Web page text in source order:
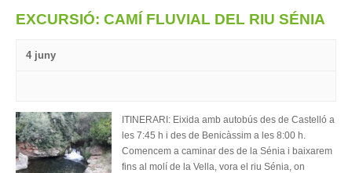
EXCURSIÓ: CAMÍ FLUVIAL DEL RIU SÉNIA
4 juny
ITINERARI: Eixida amb autobús des de Castelló a
les 7:45 h i des de Benicàssim a les 8:00 h.
Comencem a caminar des de la Sénia i baixarem
fins al molí de la Vella, vora el riu Sénia, on